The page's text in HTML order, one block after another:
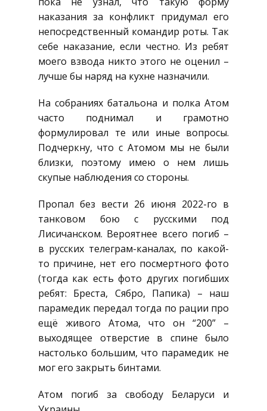
наказания за конфликт придумал его
непосредственный командир роты. Так
себе наказание, если честно. Из ребят
моего взвода никто этого не оценил –
лучше бы наряд на кухне назначили.
На собраниях батальона и полка Атом
часто поднимал и грамотно
формулировал те или иные вопросы.
Подчеркну, что с Атомом мы не были
близки, поэтому имею о нем лишь
скупые наблюдения со стороны.
Пропал без вести 26 июня 2022-го в
танковом бою с русскими под
Лисичанском. Вероятнее всего погиб –
в русских телеграм-каналах, по какой-
то причине, нет его посмертного фото
(тогда как есть фото других погибших
ребят: Бреста, Сябро, Папика) – наш
парамедик передал тогда по рации про
ещё живого Атома, что он “200” –
выходящее отверстие в спине было
настолько большим, что парамедик не
мог его закрыть бинтами.
Атом погиб за свободу Беларуси и